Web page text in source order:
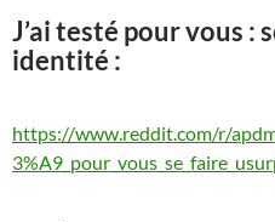
J’ai testé pour vous :
identité :
https://www.reddit.com/r/